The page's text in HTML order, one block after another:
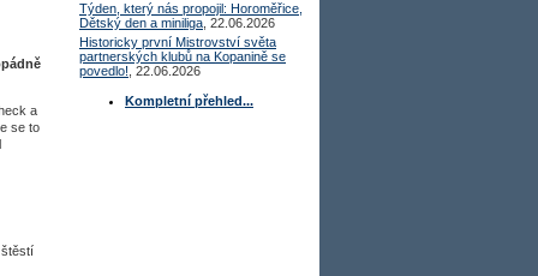
a
se to
Týden, který nás propojil: Horoměřice,
Dětský den a miniliga , 22.06.2026
Historicky první Mistrovství světa
partnerských klubů na Kopanině se
povedlo! , 22.06.2026
Kompletní přehled...